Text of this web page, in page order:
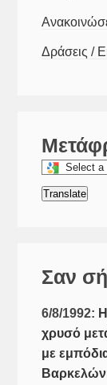
Δράσεις /
Select
a
this
Translate
Σαν
6/8/1992:
χρυσό
με